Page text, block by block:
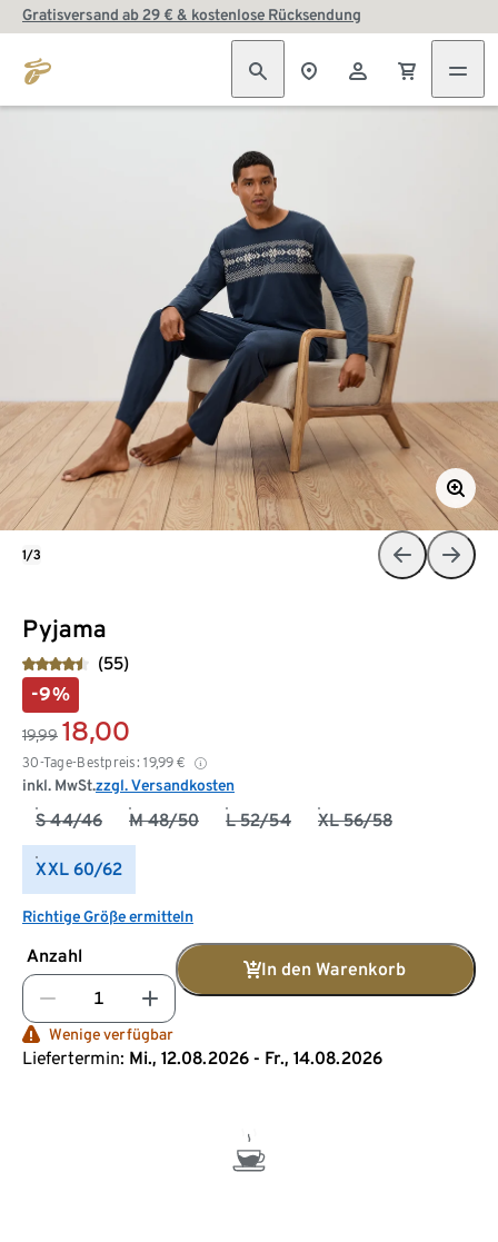
Gratisversand ab 29 € & kostenlose Rücksendung
Pyjama
(55)
-9%
19,99 18,00
30-Tage-Bestpreis: 19,99 €
inkl. MwSt.zzgl. Versandkosten
S 44/46 M 48/50 L 52/54 XL 56/58
XXL 60/62
Richtige Größe ermitteln
Anzahl
In den Warenkorb
Wenige verfügbar
Liefertermin: Mi., 12.08.2026 - Fr., 14.08.2026
1/3